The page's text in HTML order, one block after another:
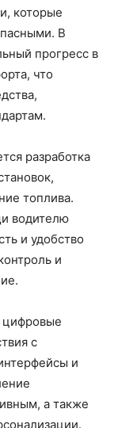
которые
В
прогресс в
что
разработка
топлива.
водителю
и удобство
и
цифровые
с
и
а также